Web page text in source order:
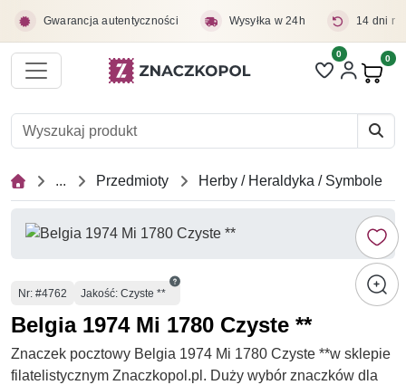
Gwarancja autentyczności Wysyłka w 24h 14 dni
Liczba pozycji
0 0
... Przedmioty Herby / Heraldyka / Symbole
Numer
Nr: #4762 Jakość: Czyste **
Belgia 1974 Mi 1780 Czyste **
Znaczek pocztowy Belgia 1974 Mi 1780 Czyste **w sklepie
filatelistycznym Znaczkopol.pl. Duży wybór znaczków dla